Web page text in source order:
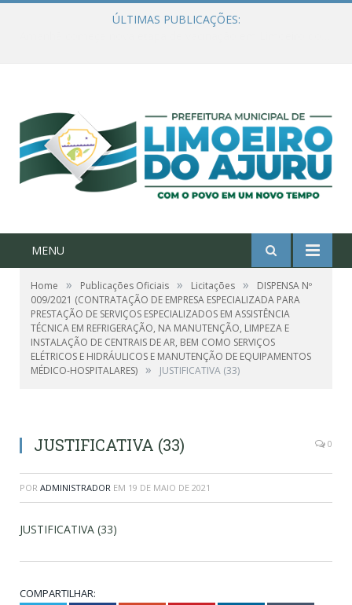
ÚLTIMAS PUBLICAÇÕES:
MENU
Home » Publicações Oficiais » Licitações »
DISPENSA Nº
009/2021 (CONTRATAÇÃO DE EMPRESA ESPECIALIZADA PARA
PRESTAÇÃO DE SERVIÇOS ESPECIALIZADOS EM ASSISTÊNCIA
TÉCNICA EM REFRIGERAÇÃO, NA MANUTENÇÃO, LIMPEZA E
INSTALAÇÃO DE CENTRAIS DE AR, BEM COMO SERVIÇOS
ELÉTRICOS E HIDRÁULICOS E MANUTENÇÃO DE EQUIPAMENTOS
MÉDICO-HOSPITALARES) » JUSTIFICATIVA (33)
JUSTIFICATIVA (33) 0
POR ADMINISTRADOR EM 19 DE MAIO DE 2021
JUSTIFICATIVA (33)
COMPARTILHAR: